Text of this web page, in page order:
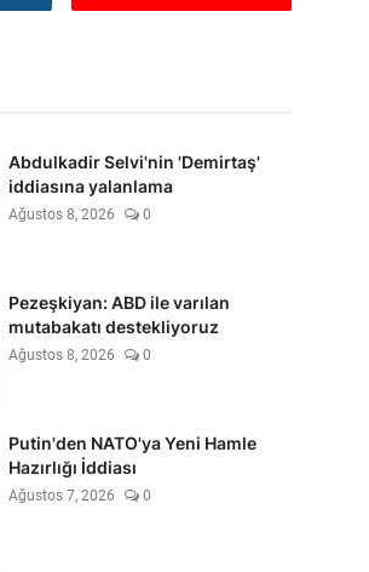
Abdulkadir Selvi'nin 'Demirtaş'
iddiasına yalanlama
Ağustos 8, 2026 0
Pezeşkiyan: ABD ile varılan
mutabakatı destekliyoruz
Ağustos 8, 2026 0
Putin'den NATO'ya Yeni Hamle
Hazırlığı İddiası
Ağustos 7, 2026 0